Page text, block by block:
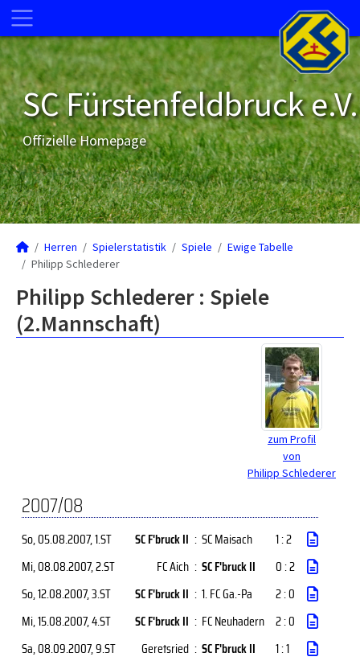
SC Fürstenfeldbruck e.V.
Offizielle Homepage
Herren Spielerstatistik Spiele
Ewige Tabelle
Philipp Schlederer
Philipp Schlederer : Spiele
(2.Mannschaft)
zum Profil
von
Philipp Schlederer
2007/08
So, 05.08.2007, 1.ST SC F'bruck II : SC Maisach
1 : 2
Mi, 08.08.2007, 2.ST FC Aich : SC F'bruck II
0 : 2
So, 12.08.2007, 3.ST SC F'bruck II : 1. FC Ga.-Pa
2 : 0
Mi, 15.08.2007, 4.ST SC F'bruck II : FC Neuhadern 2 : 0
Sa, 08.09.2007, 9.ST Geretsried : SC F'bruck II
1 : 1